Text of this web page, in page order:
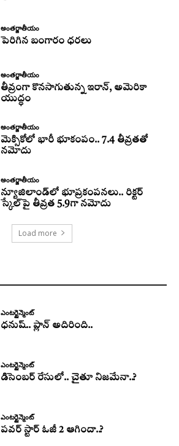
అంతర్జాతీయం
పెరిగిన బంగారం ధరలు
అంతర్జాతీయం
తీవ్రంగా కొనసాగుతున్న ఇరాన్‌, అమెరికా
యుద్ధం
అంతర్జాతీయం
మెక్సికోలో భారీ భూకంపం.. 7.4 తీవ్రతతో
నమోదు
అంతర్జాతీయం
న్యూజిలాండ్‌లో భూప్రకంపనలు.. రిక్టర్‌
స్కేల్‌పై తీవ్రత 5.9గా నమోదు
Load more
ఎంటర్టైన్మెంట్
ధనుష్‌.. ప్లాన్ అదిరింది..
ఎంటర్టైన్మెంట్
డిసెంబర్ రేసులో.. చైతూ నిజమేనా..?
ఎంటర్టైన్మెంట్
పవర్ స్టార్ ఓజీ 2 ఆగిందా..?